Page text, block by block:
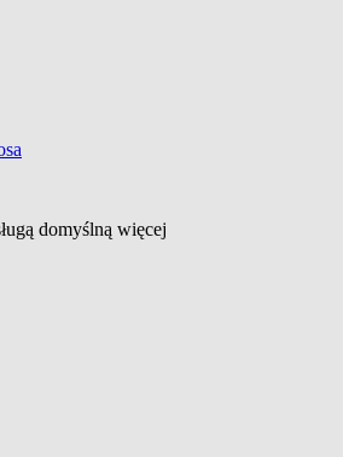
domyślną więcej